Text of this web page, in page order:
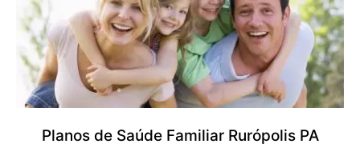
Planos de Saúde Familiar Rurópolis PA